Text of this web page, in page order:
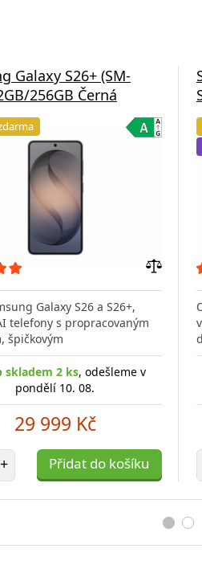
Galaxy S26+ (SM-
256GB Černá
Galaxy S26 a S26+,
telefony s propracovaným
špičkovým
skladem 2 ks, odešleme v
pondělí 10. 08.
29 999 Kč
položek
+ Přidat do košíku